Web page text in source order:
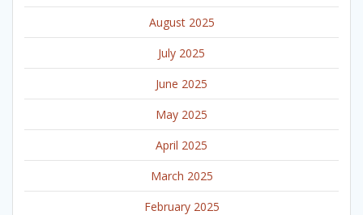
August 2025
July 2025
June 2025
May 2025
April 2025
March 2025
February 2025